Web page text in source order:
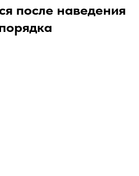
после наведения